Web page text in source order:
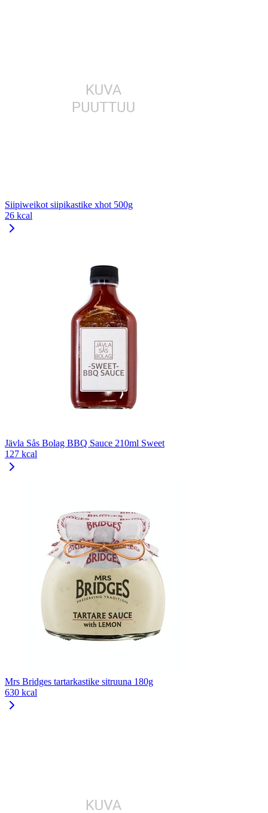
Siipiweikot siipikastike xhot 500g
26 kcal
Jävla Sås Bolag BBQ Sauce 210ml Sweet
127 kcal
Mrs Bridges tartarkastike sitruuna 180g
630 kcal